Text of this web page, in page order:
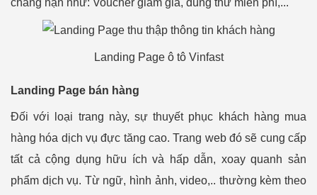
chẳng hạn như: Voucher giảm giá, dùng thử miễn phí,...
Landing Page ô tô Vinfast
Landing Page bán hàng
Đối với loại trang này, sự thuyết phục khách hàng mua
hàng hóa dịch vụ đực tăng cao. Trang web đó sẽ cung cấp
tất cả cộng dụng hữu ích và hấp dẫn, xoay quanh sản
phẩm dịch vụ. Từ ngữ, hình ảnh, video,.. thường kèm theo